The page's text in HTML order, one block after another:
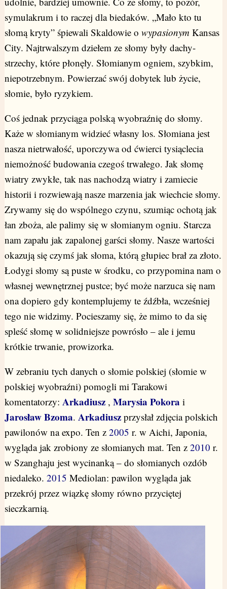
symulakrum i to raczej dla biedaków. „Mało kto tu
słomą kryty” śpiewali Skaldowie o wypasionymKansas
City. Najtrwalszym dziełem ze słomy były dachy-
strzechy, które płonęły. Słomianym ogniem, szybkim,
niepotrzebnym. Powierzać swój dobytek lub życie,
słomie, było ryzykiem.
Coś jednak przyciąga polską wyobraźnię do słomy.
Każe w słomianym widzieć własny los. Słomiana jest
nasza nietrwałość, uporczywa od ćwierci tysiąclecia
niemożność budowania czegoś trwałego. Jak słomę
wiatry zwykłe, tak nas nachodzą wiatry i zamiecie
historii i rozwiewają nasze marzenia jak wiechcie słomy.
Zrywamy się do wspólnego czynu, szumiąc ochotą jak
łan zboża, ale palimy się w słomianym ogniu. Starcza
nam zapału jak zapalonej garści słomy. Nasze wartości
okazują się czymś jak słoma, którą głupiec brał za złoto.
Łodygi słomy są puste w środku, co przypomina nam o
własnej wewnętrznej pustce; być może narzuca się nam
ona dopiero gdy kontemplujemy te źdźbła, wcześniej
tego nie widzimy. Pocieszamy się, że mimo to da się
spleść słomę w solidniejsze powrósło – ale i jemu
krótkie trwanie, prowizorka.
W zebraniu tych danych o słomie polskiej (słomie w
polskiej wyobraźni) pomogli mi Tarakowi
komentatorzy: Arkadiusz, Marysia Pokora i
Jarosław Bzoma. Arkadiuszprzysłał zdjęcia polskich
pawilonów na expo. Ten z 2005 r. w Aichi, Japonia,
wygląda jak zrobiony ze słomianych mat. Ten z 2010 r.
w Szanghaju jest wycinanką – do słomianych ozdób
niedaleko. 2015 Mediolan: pawilon wygląda jak
przekrój przez wiązkę słomy równo przyciętej
sieczkarnią.